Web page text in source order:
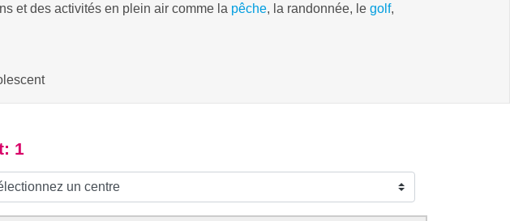
et des activités en plein air comme la pêche, la randonnée, le golf,
: 1